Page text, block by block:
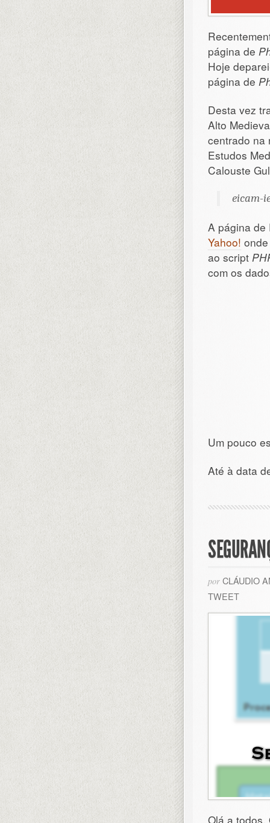
página de
Hoje
página de
Desta vez
Alto
centrado na
Estudos
Calouste
eicam-
A página de
Yahoo!
ao script
com os
Um pouco
Até à data
por CLÁUDIO
TWEET
Olá a todos.